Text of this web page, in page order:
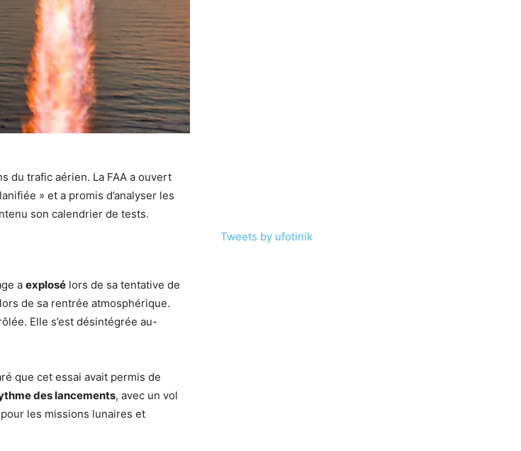
du trafic aérien. La FAA a ouvert
» et a promis d’analyser les
son calendrier de tests.
a explosé lors de sa tentative de
de sa rentrée atmosphérique.
Elle s’est désintégrée au-
que cet essai avait permis de
des lancements, avec un vol
les missions lunaires et
Tweets by ufotinik